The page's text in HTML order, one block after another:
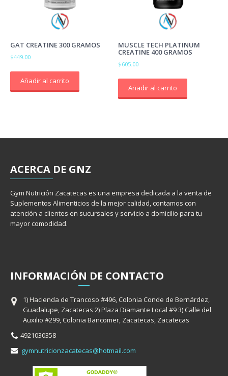
GAT CREATINE 300 GRAMOS
$449.00
Añadir al carrito
MUSCLE TECH PLATINUM
CREATINE 400 GRAMOS
$605.00
Añadir al carrito
ACERCA DE GNZ
Gym Nutrición Zacatecas es una empresa dedicada a la venta de
Suplementos Alimenticios de la mejor calidad, contamos con
atención a clientes en sucursales y servicio a domicilio para tu
mayor comodidad.
INFORMACIÓN DE CONTACTO
1) Hacienda de Trancoso #496, Colonia Conde de Bernárdez,
Guadalupe, Zacatecas 2) Plaza Diamante Local #9 3) Calle del
Auxilio #299, Colonia Bancomer, Zacatecas, Zacatecas
4921030358
gymnutricionzacatecas@hotmail.com